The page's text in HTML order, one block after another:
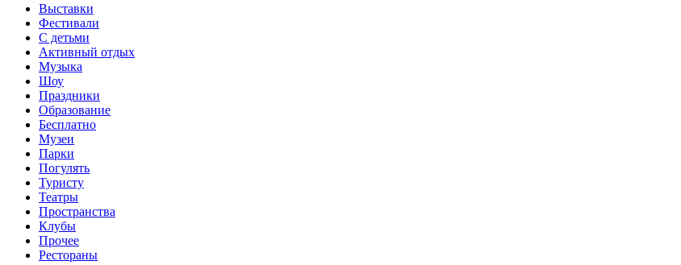
Выставки
Фестивали
С детьми
Активный отдых
Музыка
Шоу
Праздники
Образование
Бесплатно
Музеи
Парки
Погулять
Туристу
Театры
Пространства
Клубы
Прочее
Рестораны